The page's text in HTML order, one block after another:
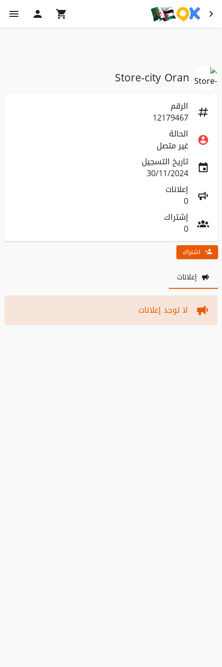
Store-city Oran
الرقم
12179467
الحالة
غير متصل
تاريخ التسجيل
30/11/2024
إعلانات
0
إشتراك
0
اشتراك
إعلانات
لا توجد إعلانات